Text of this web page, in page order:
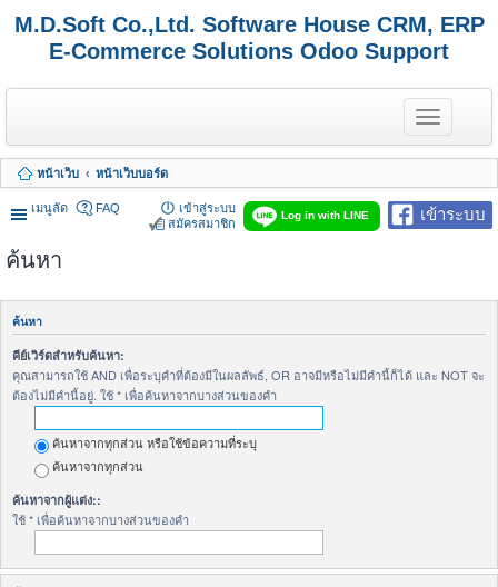
M.D.Soft Co.,Ltd. Software House CRM, ERP
E-Commerce Solutions Odoo Support
T
o
g
l
e
n
a
a
i
หน้าเว็บ หน้าเว็บบอร์ด
เมนูลัด เข้าระบบ
Log in with LINE
FAQ
เข้าสู่ระบบ
สมัครสมาชิก
ค้นหา
ค้นหา
คีย์เวิร์ดสำหรับค้นหา:
คุณสามารถใช้ AND เพื่อระบุคำที่ต้องมีในผลลัพธ์, OR อาจมีหรือไม่มีคำนี้ก็ได้ และ NOT จะ
ต้องไม่มีคำนี้อยู่. ใช้ * เพื่อค้นหาจากบางส่วนของคำ
ค้นหาจากทุกส่วน หรือใช้ข้อความที่ระบุ
ค้นหาจากทุกส่วน
ค้นหาจากผู้แต่ง::
ใช้ * เพื่อค้นหาจากบางส่วนของคำ